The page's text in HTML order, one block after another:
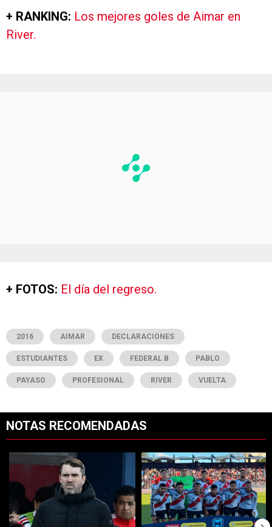
+ RANKING: Los mejores goles de Aimar en
River.
+ FOTOS: El día del regreso.
2016 AIMAR DECLARACIONES
ESTUDIANTES EX FEDERAL B PABLO
PAYASO PROFESIONAL RIVER VUELTA
NOTAS RECOMENDADAS
Un artículo de tendencia con el título "Coudet tras la derrota ante
Un artículo de tendencia con el